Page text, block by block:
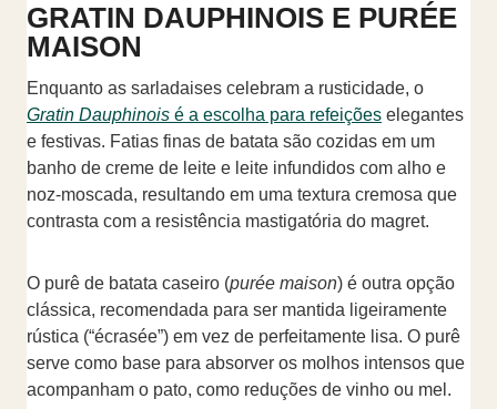
GRATIN DAUPHINOIS E PURÉE
MAISON
Enquanto as sarladaises celebram a rusticidade, o
Gratin Dauphinois é a escolha para refeições elegantes
e festivas. Fatias finas de batata são cozidas em um
banho de creme de leite e leite infundidos com alho e
noz-moscada, resultando em uma textura cremosa que
contrasta com a resistência mastigatória do magret.
O purê de batata caseiro (purée maison) é outra opção
clássica, recomendada para ser mantida ligeiramente
rústica (“écrasée”) em vez de perfeitamente lisa. O purê
serve como base para absorver os molhos intensos que
acompanham o pato, como reduções de vinho ou mel.